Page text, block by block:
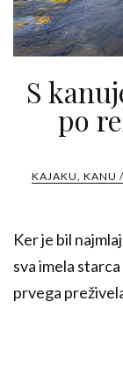
S
po
KAJAKU, KANU
Ker je bil
sva imela
prvega